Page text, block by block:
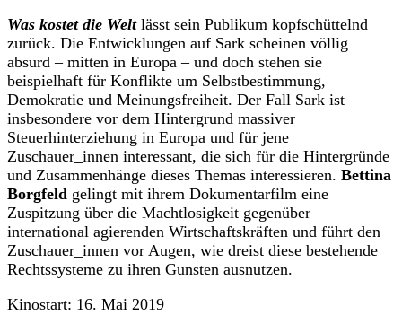
Was kostet die Weltlässt sein Publikum kopfschüttelnd
zurück. Die Entwicklungen auf Sark scheinen völlig
absurd – mitten in Europa – und doch stehen sie
beispielhaft für Konflikte um Selbstbestimmung,
Demokratie und Meinungsfreiheit. Der Fall Sark ist
insbesondere vor dem Hintergrund massiver
Steuerhinterziehung in Europa und für jene
Zuschauer_innen interessant, die sich für die Hintergründe
und Zusammenhänge dieses Themas interessieren. Bettina
Borgfeld gelingt mit ihrem Dokumentarfilm eine
Zuspitzung über die Machtlosigkeit gegenüber
international agierenden Wirtschaftskräften und führt den
Zuschauer_innen vor Augen, wie dreist diese bestehende
Rechtssysteme zu ihren Gunsten ausnutzen.
Kinostart: 16. Mai 2019